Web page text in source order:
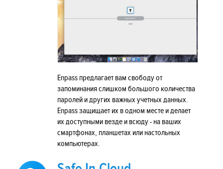
Enpass предлагает вам свободу от
запоминания слишком большого количества
паролей и других важных учетных данных.
Enpass защищает их в одном месте и делает
их доступными везде и всюду - на ваших
смартфонах, планшетах или настольных
компьютерах.